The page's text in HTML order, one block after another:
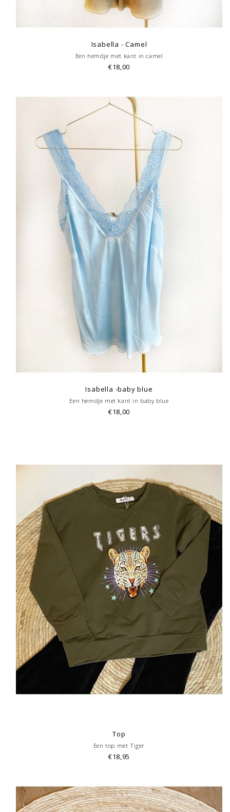
Isabella - Camel
Een hemdje met kant in camel
€18,00
Isabella -baby blue
Een hemdje met kant in baby blue
€18,00
Top
Een top met Tiger
€18,95